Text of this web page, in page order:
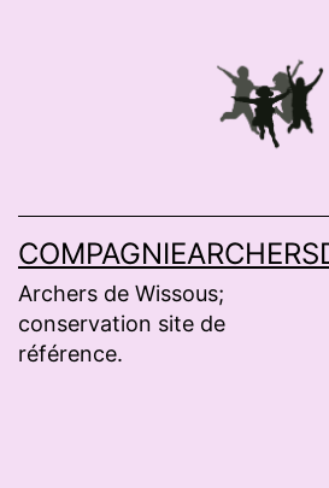
Archers de Wissous;
conservation site de
référence.